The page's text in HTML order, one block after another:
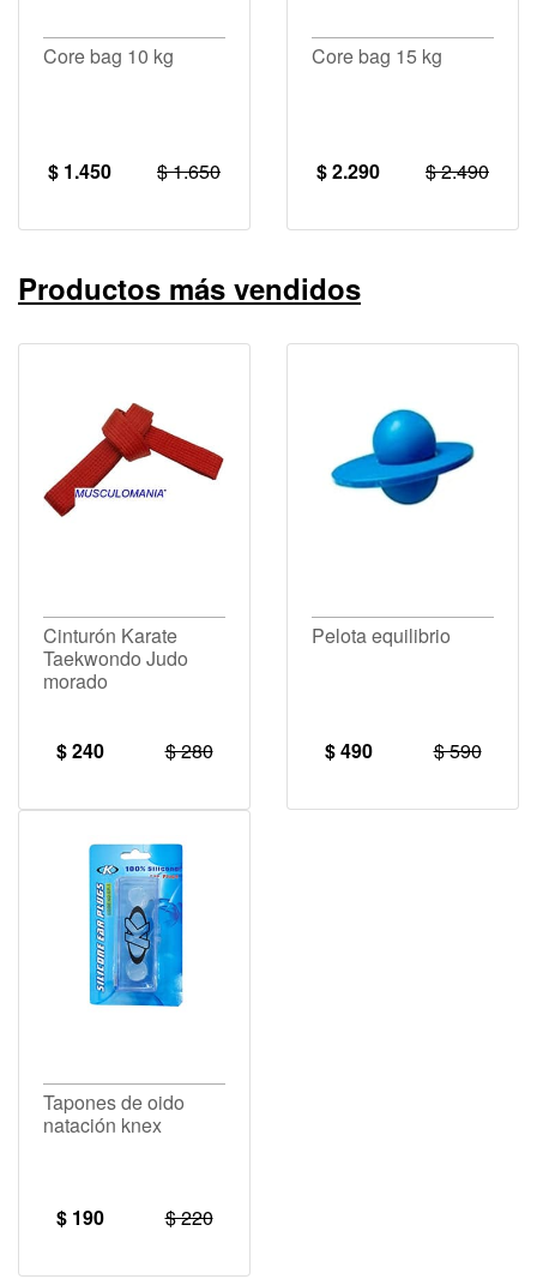
Core bag 10 kg
$ 1.450 $ 1.650
Core bag 15 kg
$ 2.290 $ 2.490
Productos más vendidos
Cinturón Karate
Taekwondo Judo
morado
$ 240 $ 280
Pelota equilibrio
$ 490 $ 590
Tapones de oido
natación knex
$ 190 $ 220